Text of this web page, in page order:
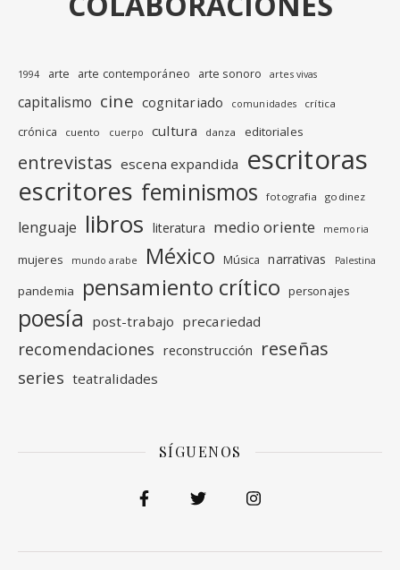
1994 arte arte contemporáneo arte sonoro artes vivas
capitalismo cine cognitariado comunidades crítica
crónica cuento cuerpo cultura danza editoriales
entrevistas escena expandida escritoras
escritores feminismos fotografia godinez
lenguaje libros literatura medio oriente memoria
mujeres mundo arabe México Música narrativas Palestina
pandemia pensamiento crítico personajes
poesía post-trabajo precariedad
recomendaciones reconstrucción reseñas
series teatralidades
SÍGUENOS